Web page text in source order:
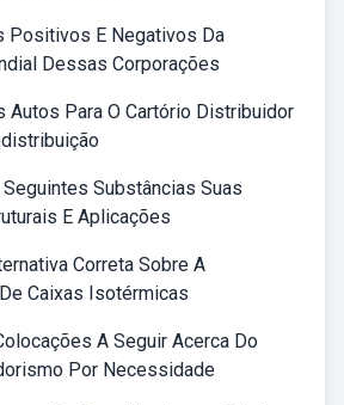
Positivos E Negativos Da
Dessas Corporações
Autos Para O Cartório Distribuidor
Substâncias Suas
E Aplicações
Correta Sobre A
Caixas Isotérmicas
A Seguir Acerca Do
Por Necessidade